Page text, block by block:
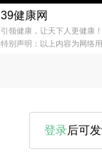
39健康网
引领健康，让天下人更健康！
特别声明：以上内容为网络
登录后可